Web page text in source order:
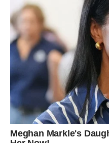
BONUS:
Vrhunski sladoled od